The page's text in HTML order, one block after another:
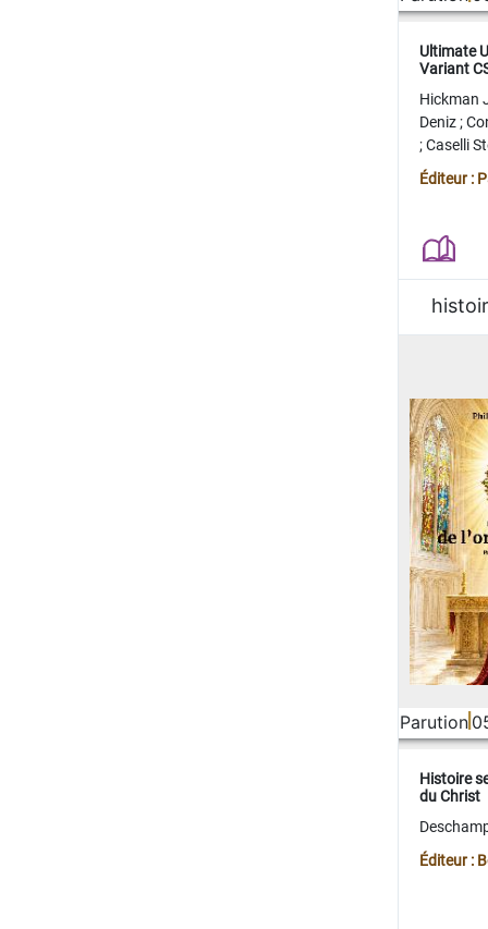
Ultimate
Variant
Hickman
Deniz;
;Caselli
Juan
Éditeur :
Parution
Histoire
du Christ
Éditeur :